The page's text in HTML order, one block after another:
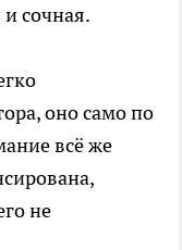
и сочная.
оно само по
всё же
не